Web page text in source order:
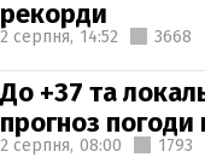
рекорди
2 серпня, 14:52 3668
До +37 та
прогноз
2 серпня, 08:00 1793